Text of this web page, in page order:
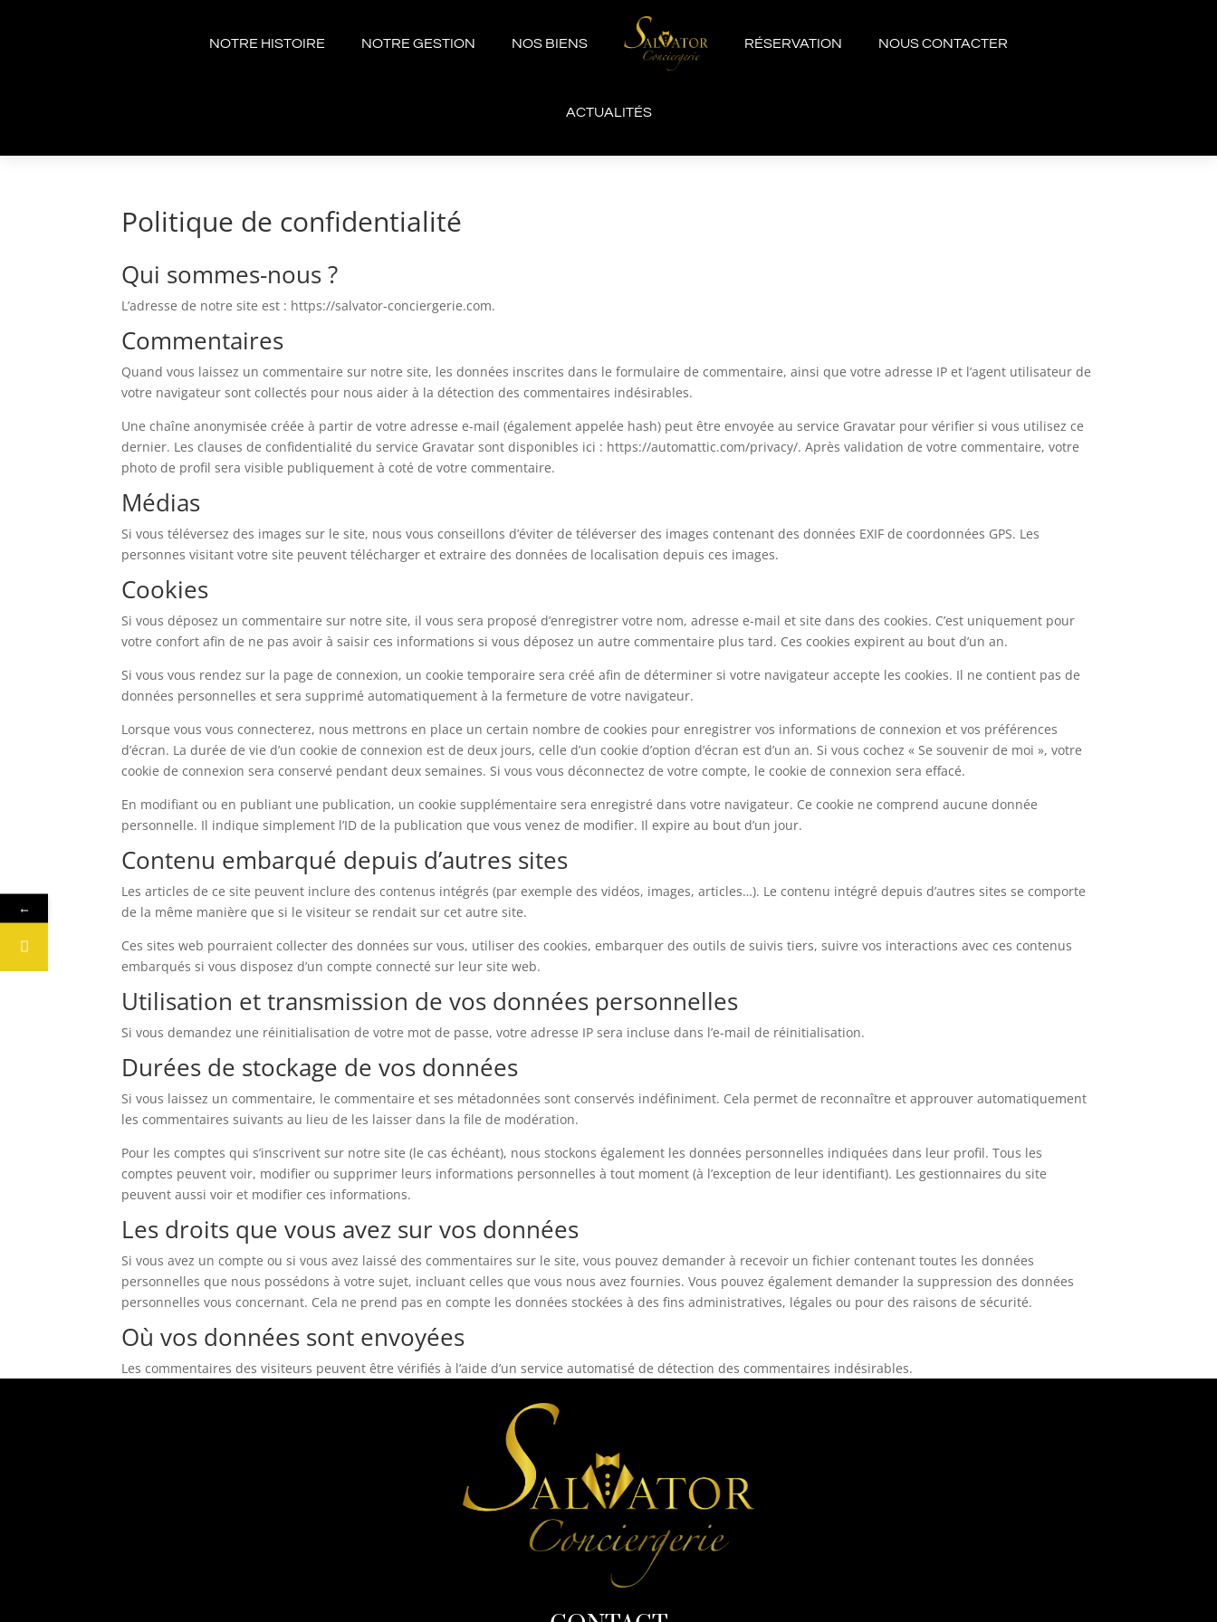
NOTRE HISTOIRE NOTRE GESTION NOS BIENS RÉSERVATION NOUS CONTACTER
ACTUALITÉS
Politique de confidentialité
Qui sommes-nous ?
L’adresse de notre site est : https://salvator-conciergerie.com.
Commentaires
Quand vous laissez un commentaire sur notre site, les données inscrites dans le formulaire de commentaire, ainsi que votre adresse IP et l’agent utilisateur de
votre navigateur sont collectés pour nous aider à la détection des commentaires indésirables.
Une chaîne anonymisée créée à partir de votre adresse e-mail (également appelée hash) peut être envoyée au service Gravatar pour vérifier si vous utilisez ce
dernier. Les clauses de confidentialité du service Gravatar sont disponibles ici : https://automattic.com/privacy/. Après validation de votre commentaire, votre
photo de profil sera visible publiquement à coté de votre commentaire.
Médias
Si vous téléversez des images sur le site, nous vous conseillons d’éviter de téléverser des images contenant des données EXIF de coordonnées GPS. Les
personnes visitant votre site peuvent télécharger et extraire des données de localisation depuis ces images.
Cookies
Si vous déposez un commentaire sur notre site, il vous sera proposé d’enregistrer votre nom, adresse e-mail et site dans des cookies. C’est uniquement pour
votre confort afin de ne pas avoir à saisir ces informations si vous déposez un autre commentaire plus tard. Ces cookies expirent au bout d’un an.
Si vous vous rendez sur la page de connexion, un cookie temporaire sera créé afin de déterminer si votre navigateur accepte les cookies. Il ne contient pas de
données personnelles et sera supprimé automatiquement à la fermeture de votre navigateur.
Lorsque vous vous connecterez, nous mettrons en place un certain nombre de cookies pour enregistrer vos informations de connexion et vos préférences
d’écran. La durée de vie d’un cookie de connexion est de deux jours, celle d’un cookie d’option d’écran est d’un an. Si vous cochez « Se souvenir de moi », votre
cookie de connexion sera conservé pendant deux semaines. Si vous vous déconnectez de votre compte, le cookie de connexion sera effacé.
En modifiant ou en publiant une publication, un cookie supplémentaire sera enregistré dans votre navigateur. Ce cookie ne comprend aucune donnée
personnelle. Il indique simplement l’ID de la publication que vous venez de modifier. Il expire au bout d’un jour.
Contenu embarqué depuis d’autres sites
Les articles de ce site peuvent inclure des contenus intégrés (par exemple des vidéos, images, articles…). Le contenu intégré depuis d’autres sites se comporte
de la même manière que si le visiteur se rendait sur cet autre site.
Ces sites web pourraient collecter des données sur vous, utiliser des cookies, embarquer des outils de suivis tiers, suivre vos interactions avec ces contenus
embarqués si vous disposez d’un compte connecté sur leur site web.
Utilisation et transmission de vos données personnelles
Si vous demandez une réinitialisation de votre mot de passe, votre adresse IP sera incluse dans l’e-mail de réinitialisation.
Durées de stockage de vos données
Si vous laissez un commentaire, le commentaire et ses métadonnées sont conservés indéfiniment. Cela permet de reconnaître et approuver automatiquement
les commentaires suivants au lieu de les laisser dans la file de modération.
Pour les comptes qui s’inscrivent sur notre site (le cas échéant), nous stockons également les données personnelles indiquées dans leur profil. Tous les
comptes peuvent voir, modifier ou supprimer leurs informations personnelles à tout moment (à l’exception de leur identifiant). Les gestionnaires du site
peuvent aussi voir et modifier ces informations.
Les droits que vous avez sur vos données
Si vous avez un compte ou si vous avez laissé des commentaires sur le site, vous pouvez demander à recevoir un fichier contenant toutes les données
personnelles que nous possédons à votre sujet, incluant celles que vous nous avez fournies. Vous pouvez également demander la suppression des données
personnelles vous concernant. Cela ne prend pas en compte les données stockées à des fins administratives, légales ou pour des raisons de sécurité.
Où vos données sont envoyées
Les commentaires des visiteurs peuvent être vérifiés à l’aide d’un service automatisé de détection des commentaires indésirables.
←